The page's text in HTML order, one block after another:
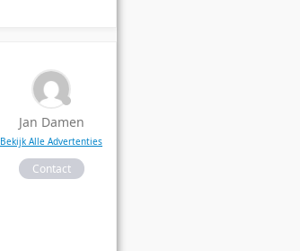
Jan Damen
Bekijk Alle Advertenties
Contact